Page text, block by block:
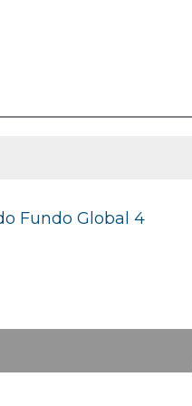
Fundo Global 4